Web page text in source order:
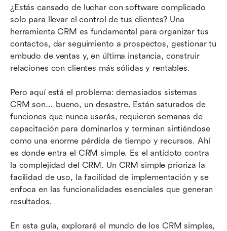
¿Estás cansado de luchar con software complicado
solo para llevar el control de tus clientes? Una
herramienta CRM es fundamental para organizar tus
contactos, dar seguimiento a prospectos, gestionar tu
embudo de ventas y, en última instancia, construir
relaciones con clientes más sólidas y rentables.
Pero aquí está el problema: demasiados sistemas
CRM son… bueno, un desastre. Están saturados de
funciones que nunca usarás, requieren semanas de
capacitación para dominarlos y terminan sintiéndose
como una enorme pérdida de tiempo y recursos. Ahí
es donde entra el CRM simple. Es el antídoto contra
la complejidad del CRM. Un CRM simple prioriza la
facilidad de uso, la facilidad de implementación y se
enfoca en las funcionalidades esenciales que generan
resultados.
En esta guía, exploraré el mundo de los CRM simples,
CRM
Las 10 principales soluciones simples de
software CRM
Elegir el CRM sencillo adecuado:
Consideraciones clave
Conclusiones: Optimizar tu negocio con un
CRM sencillo
Preguntas frecuentes
Lecturas relacionadas